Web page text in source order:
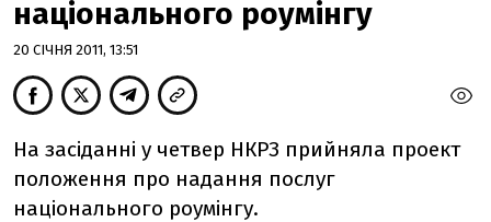
національного роумінгу
20 СІЧНЯ 2011, 13:51
На засіданні у четвер НКРЗ прийняла проект
положення про надання послуг
національного роумінгу.